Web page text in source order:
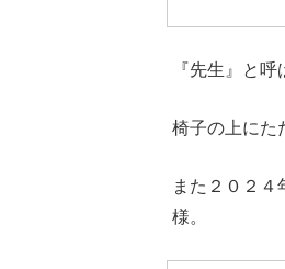
『先生』と
椅子の上にた
また２０２
様。